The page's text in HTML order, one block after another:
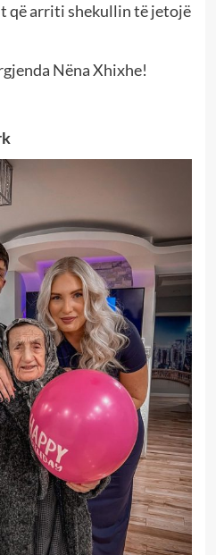
që arriti shekullin të jetojë
Nëna Xhixhe!